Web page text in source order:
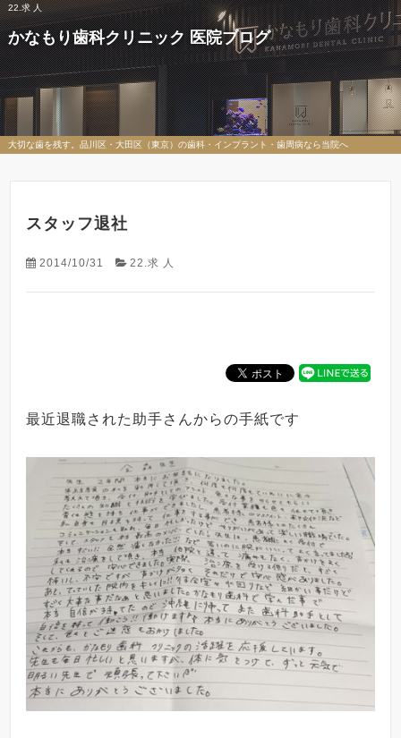
22.求 人
かなもり歯科クリニック 医院ブログ
大切な歯を残す。品川区・大田区（東京）の歯科・インプラント・歯周病なら当院へ
スタッフ退社
2014/10/31 22.求 人
最近退職された助手さんからの手紙です